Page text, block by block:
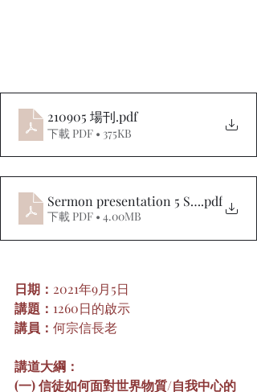
210905 場刊.pdf
下載 PDF • 375KB
Sermon presentation 5 Sept.pdf
下載 PDF • 4.00MB
日期： 2021年9月5日
講題： 1260日的啟示
講員： 何宗信長老
講道大綱：
(一) 信徒如何面對世界物質/自我中心的